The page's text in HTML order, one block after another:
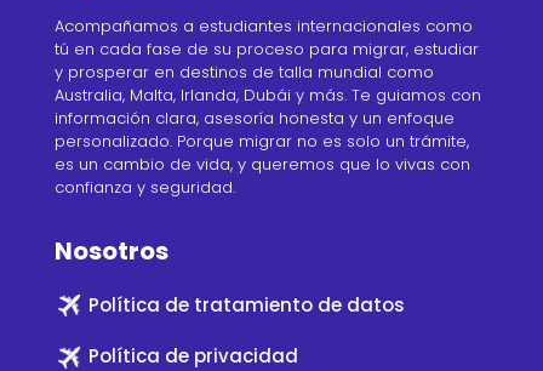
Acompañamos a estudiantes internacionales como
tú en cada fase de su proceso para migrar, estudiar
y prosperar en destinos de talla mundial como
Australia, Malta, Irlanda, Dubái y más. Te guiamos con
información clara, asesoría honesta y un enfoque
personalizado. Porque migrar no es solo un trámite,
es un cambio de vida, y queremos que lo vivas con
confianza y seguridad.
Nosotros
Política de tratamiento de datos
Política de privacidad